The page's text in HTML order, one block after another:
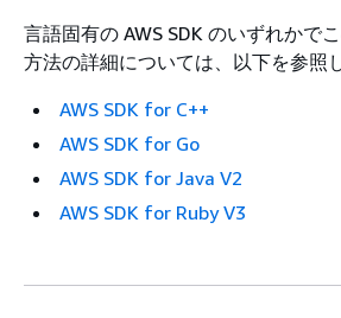
言語固有の AWS SDK のいずれかで
方法の詳細については、以下を参照
AWS SDK for C++
AWS SDK for Go
AWS SDK for Java V2
AWS SDK for Ruby V3